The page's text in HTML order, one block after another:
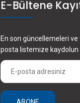
E-Bültene
En son güncellemeleri
posta listemize kaydolun